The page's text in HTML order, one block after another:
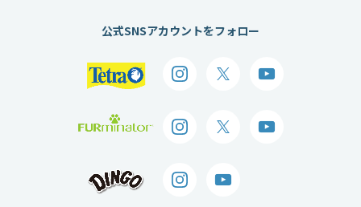
公式SNSアカウントをフォロー